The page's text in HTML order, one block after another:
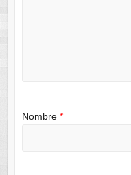
Nombre *